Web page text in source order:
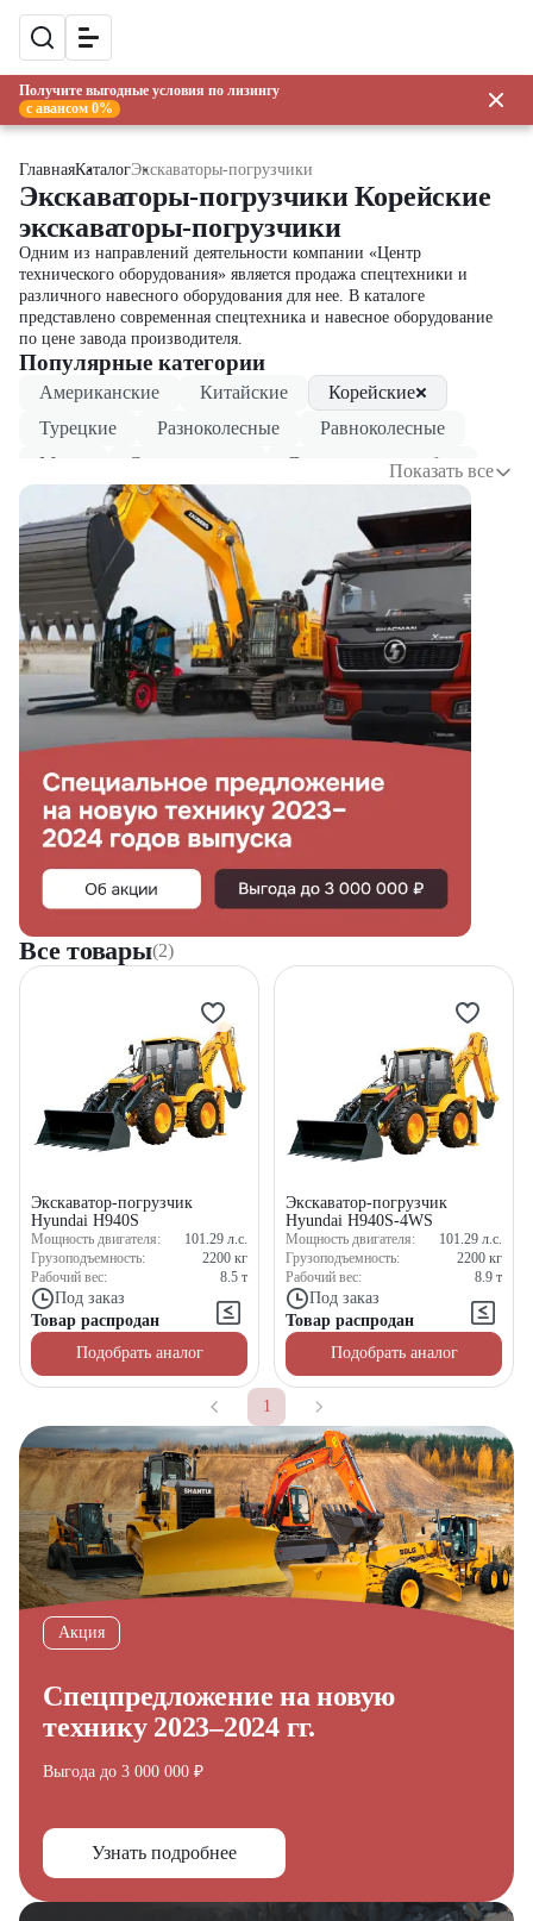
Получите выгодные условия по лизингу
с авансом 0%
ГлавнаяКаталогЭкскаваторы-погрузчики
Экскаваторы-погрузчики Корейские
экскаваторы-погрузчики
Одним из направлений деятельности компании «Центр
технического оборудования» является продажа спецтехники и
различного навесного оборудования для нее. В каталоге
представлено современная спецтехника и навесное оборудование
по цене завода производителя.
Популярные категории
Американские Китайские
Корейские
Турецкие
Разноколесные
Равноколесные
Мини
Строительные
Для дорожных работ
Сельскохозяйственные
Показать все
Все товары(2)
Экскаватор-погрузчик
Hyundai H940S
Мощность двигателя: 101.29 л.с.
Грузоподъемность:
2200 кг
Рабочий вес:
8.5 т
Под заказ
Товар распродан
Подобрать аналог
Экскаватор-погрузчик
Hyundai H940S-4WS
Мощность двигателя: 101.29 л.с.
Грузоподъемность:
2200 кг
Рабочий вес:
8.9 т
Под заказ
Товар распродан
Подобрать аналог
1
Акция
Спецпредложение на новую
технику 2023–2024 гг.
Выгода до 3 000 000 ₽
Узнать подробнее